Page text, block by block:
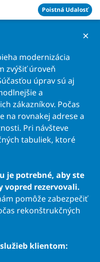
Poistná Udalosť
modernizácia
zvýšiť úroveň
úprav sú aj
a
zákazníkov. Počas
na rovnakej adrese a
Pri návšteve
tabuliek, ktoré
je potrebné, aby ste
vopred rezervovali.
pomôže zabezpečiť
rekonštrukčných
klientom: